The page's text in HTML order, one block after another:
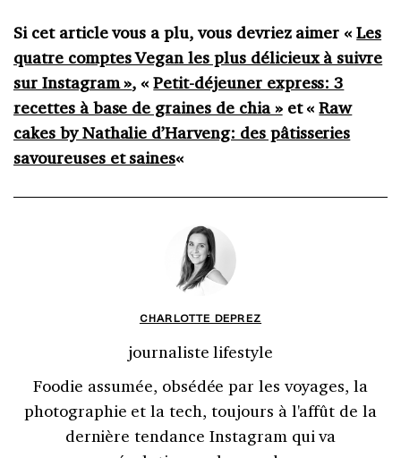
Si cet article vous a plu, vous devriez aimer «Les
quatre comptes Vegan les plus délicieux à suivre
sur Instagram », «Petit-déjeuner express: 3
recettes à base de graines de chia »et «Raw
cakes by Nathalie d’Harveng: des pâtisseries
savoureuses et saines«
CHARLOTTE DEPREZ
journaliste lifestyle
Foodie assumée, obsédée par les voyages, la
photographie et la tech, toujours à l'affût de la
dernière tendance Instagram qui va